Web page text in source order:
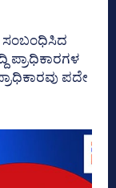
ಸಂಬಂಧಿಸಿದ
ಪ್ರಾಧಿಕಾರಗಳ
ಪದೇ